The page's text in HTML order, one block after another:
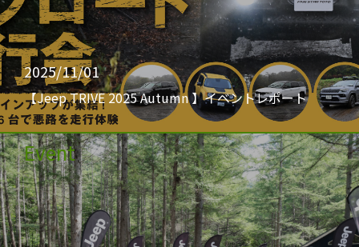
2025/11/01
【Jeep TRIVE 2025 Autumn 】イベントレポート
Event